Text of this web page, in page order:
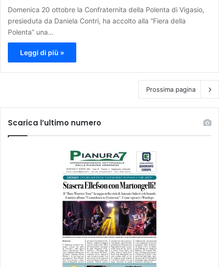
Domenica 20 ottobre la Confraternita della Polenta di Vigasio,
presieduta da Daniela Contri, ha accolto alla “Fiera della
Polenta” una…
Leggi di più »
Prossima pagina
Scarica l’ultimo numero